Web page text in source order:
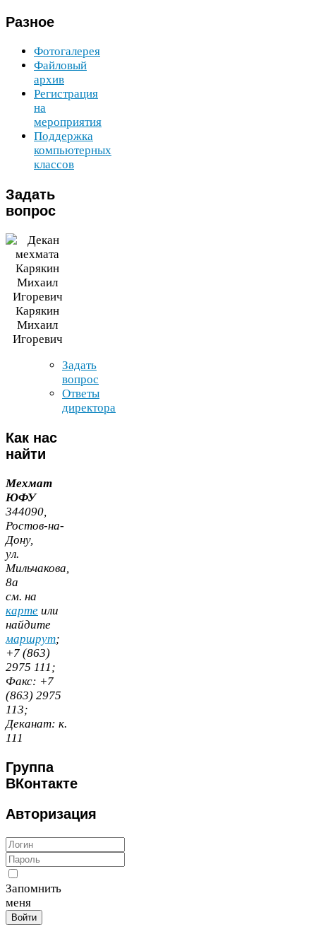
Разное
Фотогалерея
Файловый
архив
Регистрация
на
мероприятия
Поддержка
компьютерных
классов
Задать
вопрос
Карякин
Михаил
Игоревич
Задать
вопрос
Ответы
директора
Как нас
найти
Мехмат
ЮФУ
344090,
Ростов-​на-​
Дону,
ул.
Мильчакова,
8а
cм. на
карте или
найдите
маршрут;
+7 (863)
2975 111;
Факс: +7
(863) 2975
113;
Деканат: к.
111
Группа
ВКонтакте
Авторизация
Запомнить
меня
Войти